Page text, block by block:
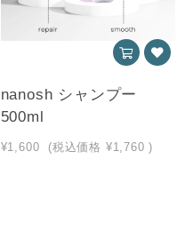
nanosh シャンプー
500ml
¥1,600 (税込価格 ¥1,760 )